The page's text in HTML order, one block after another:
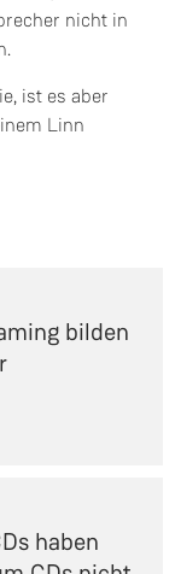
nicht in
ist es aber
Linn
bilden
haben